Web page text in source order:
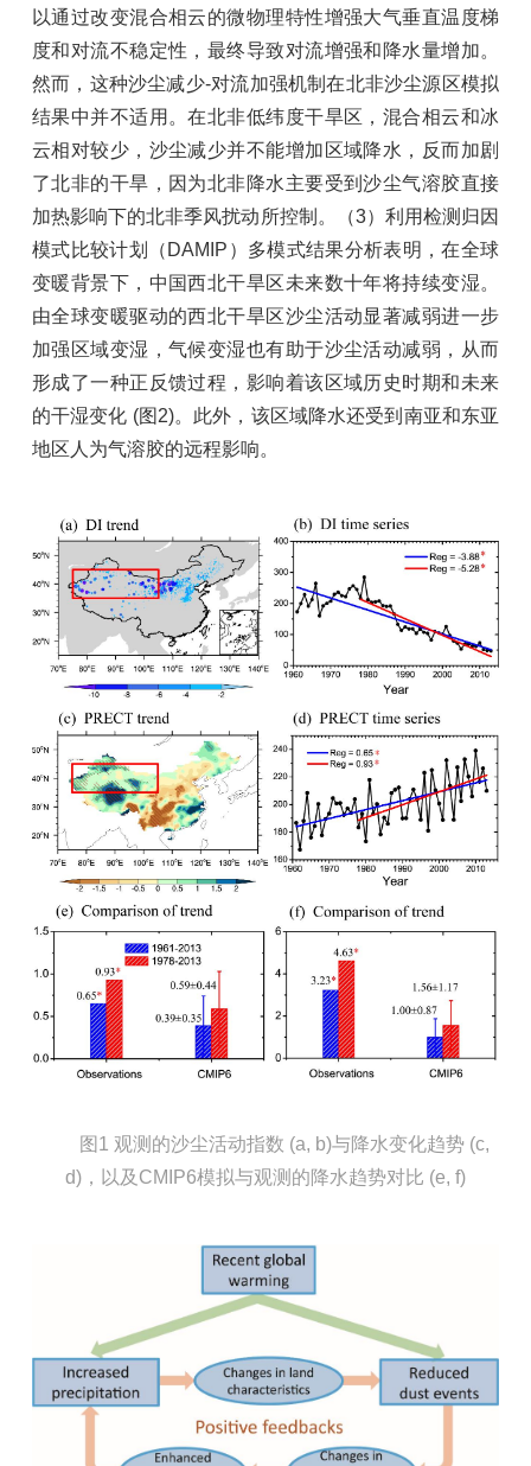
以通过改变混合相云的微物理特性增强大气垂直温度梯
度和对流不稳定性， 最终导致对流增强和降水量增加。
然而，这种沙尘减少-对流加强机制在北非沙尘源区模拟
结果中并不适用。在北非低纬度干旱区，混合相云和冰
云相对较少，沙尘减少并不能增加区域降水，反而加剧
了北非的干旱，因为北非降水主要受到沙尘气溶胶直接
加热影响下的北非季风扰动所控制。
（3） 利用检测归因
模式比较计划（DAMIP）多模式结果分析表明 ，在全球
变暖背景下，中国西北干旱区未来数十年将持续变湿。
由全球变暖驱动的西北干旱区沙尘活动显著减弱进一步
加强区域变湿，气候变湿也有助于沙尘活动减弱，从而
形成了一种正反馈过程，影响着该区域历史时期和未来
的干湿变化 (图 2)。 此外，该区域降水还受到南亚和东亚
地区人为气溶胶的远程影响。
图1 观测的沙尘活动指数 (a, b)与降水变化趋势 (c,
d)，以及CMIP6模拟与观测 的降水趋势对比 (e, f)